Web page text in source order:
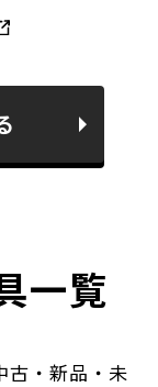
一覧
古・新品・未